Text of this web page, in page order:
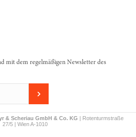
mit dem regelmäßigen Newsletter des
& Scheriau GmbH & Co. KG | Rotenturmstraße
27/5 | Wien A-1010